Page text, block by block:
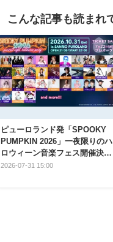
こんな記事も読まれ
ピューロランド発「SPOOKY
PUMPKIN 2026」一夜限りのハ
ロウィーン音楽フェス開催決
定！
2026-07-31 15:00